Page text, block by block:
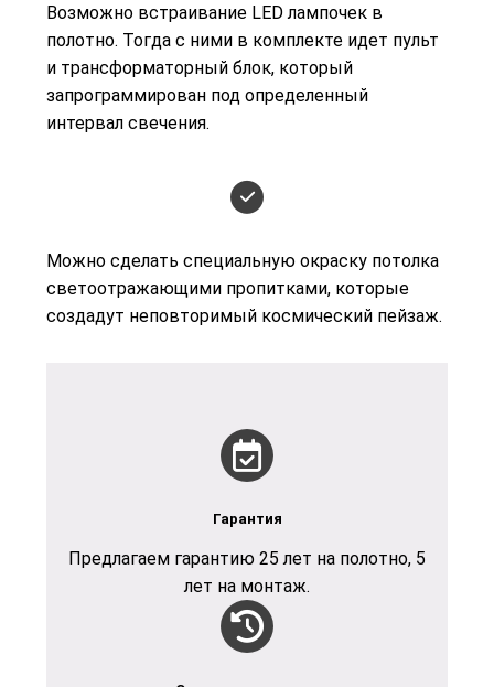
Возможно встраивание LED лампочек в
полотно. Тогда с ними в комплекте идет пульт
и трансформаторный блок, который
запрограммирован под определенный
интервал свечения.
Можно сделать специальную окраску потолка
светоотражающими пропитками, которые
создадут неповторимый космический пейзаж.
Гарантия
Предлагаем гарантию 25 лет на полотно, 5
лет на монтаж.